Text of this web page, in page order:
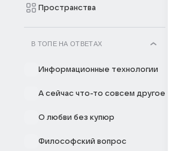
Пространства
В ТОПЕ НА ОТВЕТАХ
Информационные технологии
А сейчас что-то совсем другое
О любви без купюр
Философский вопрос